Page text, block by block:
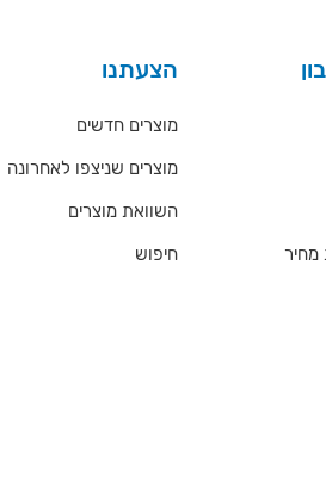
הצעתנו
מוצרים חדשים
מוצרים שניצפו לאחרונה
השוואת מוצרים
חיפוש